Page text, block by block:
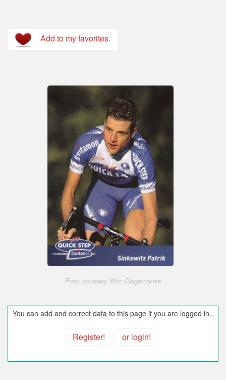
Add to my favorites.
Foto: courtesy Wim Dingemanse
You can add and correct data to this page if you are logged in..
Register! or login!